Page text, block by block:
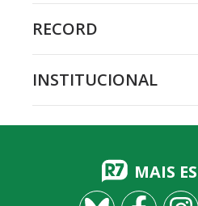
RECORD
INSTITUCIONAL
MAIS